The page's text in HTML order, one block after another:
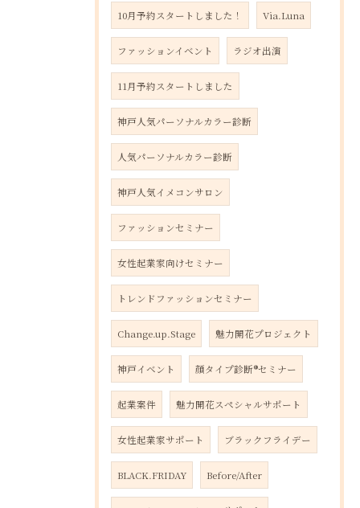
10月予約スタートしました！ Via.Luna
ファッションイベント ラジオ出演
11月予約スタートしました
神戸人気パーソナルカラー診断
人気パーソナルカラー診断
神戸人気イメコンサロン
ファッションセミナー
女性起業家向けセミナー
トレンドファッションセミナー
Change.up.Stage 魅力開花プロジェクト
神戸イベント 顔タイプ診断®︎セミナー
起業案件 魅力開花スペシャルサポート
女性起業家サポート ブラックフライデー
BLACK.FRIDAY Before/After